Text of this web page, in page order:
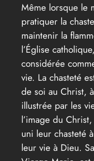
Même lorsque le
pratiquer la
maintenir la
l’Église
considérée
vie. La chasteté
de soi au Christ,
illustrée par les
l’image du
uni leur chasteté
leur vie à Dieu.